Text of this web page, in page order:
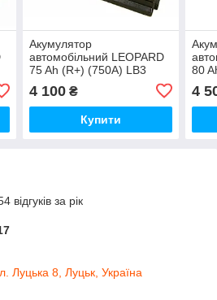
Акумулятор
автомобільний LEOPARD
75 Ah (R+) (750A) LB3
4 100₴
Купити
80
4
відгуків за рік
Луцька 8, Луцьк, Україна